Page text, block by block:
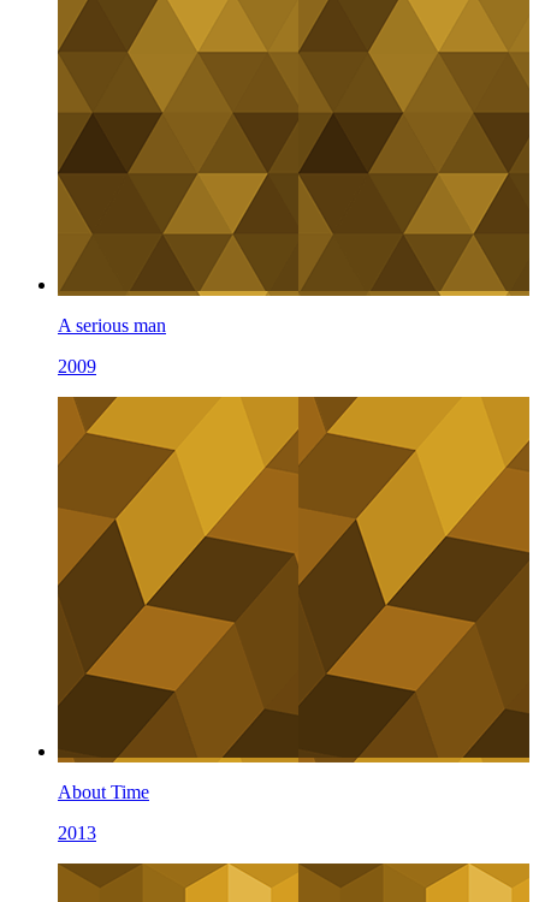
A serious man
2009
About Time
2013